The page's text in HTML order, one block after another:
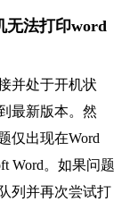
无法打印word
并处于开机状
最新版本。然
仅出现在Word
Word。如果问题
列并再次尝试打